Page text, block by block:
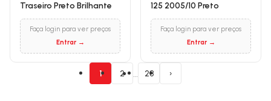
Traseiro Preto Brilhante
Faça login para ver preços
Entrar →
125 2005/10 Preto
Faça login para ver preços
Entrar →
1 2 28 ›